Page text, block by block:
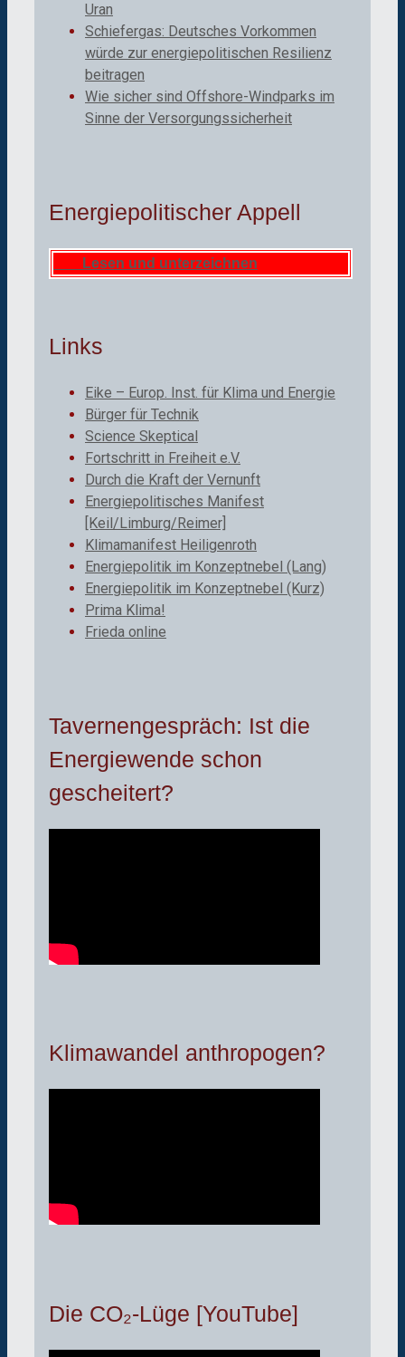
Uran
Schiefergas: Deutsches Vorkommen
würde zur energiepolitischen Resilienz
beitragen
Wie sicher sind Offshore-Windparks im
Sinne der Versorgungssicherheit
Energiepolitischer Appell
Lesen und unterzeichnen
Links
Eike – Europ. Inst. für Klima und Energie
Bürger für Technik
Science Skeptical
Fortschritt in Freiheit e.V.
Durch die Kraft der Vernunft
Energiepolitisches Manifest
[Keil/Limburg/Reimer]
Klimamanifest Heiligenroth
Energiepolitik im Konzeptnebel (Lang)
Energiepolitik im Konzeptnebel (Kurz)
Prima Klima!
Frieda online
Tavernengespräch: Ist die
Energiewende schon
gescheitert?
Klimawandel anthropogen?
Die CO₂-Lüge [YouTube]